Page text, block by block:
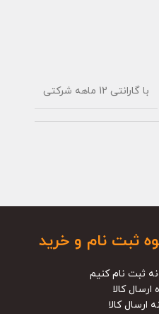
با گارانتی 12 ماهه شرکتی
ثبت نام و خرید
ثبت نام کنیم
ارسال کالا
ارسال کالا